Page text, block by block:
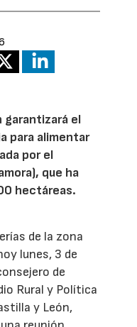
garantizará el
para alimentar
por el
que ha
hectáreas.
de la zona
lunes, 3 de
de
Rural y Política
y León,